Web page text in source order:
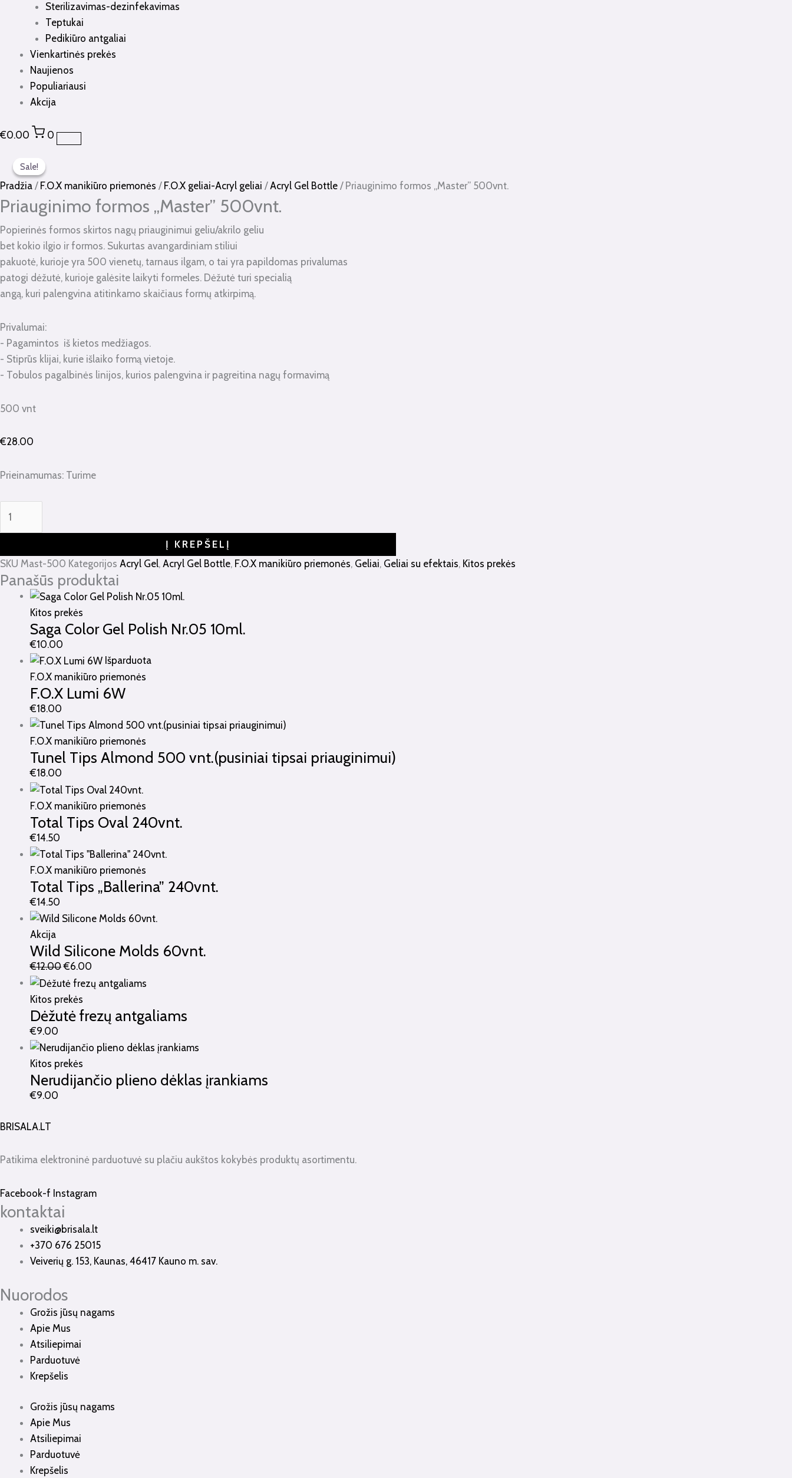
Sterilizavimas-dezinfekavimas
Teptukai
Pedikiūro antgaliai
Vienkartinės prekės
Naujienos
Populiariausi
Akcija
€0.00 0
Pradžia / F.O.X manikiūro priemonės / F.O.X geliai-Acryl geliai /Acryl Gel Bottle / Priauginimo formos „Master” 500vnt.
Priauginimo formos „Master” 500vnt.
Popierinės formos skirtos nagų priauginimui geliu/akrilo geliu
bet kokio ilgio ir formos. Sukurtas avangardiniam stiliui
pakuotė, kurioje yra 500 vienetų, tarnaus ilgam, o tai yra papildomas privalumas
patogi dėžutė, kurioje galėsite laikyti formeles. Dėžutė turi specialią
angą, kuri palengvina atitinkamo skaičiaus formų atkirpimą.
Privalumai:
- Pagamintos iš kietos medžiagos.
- Stiprūs klijai, kurie išlaiko formą vietoje.
- Tobulos pagalbinės linijos, kurios palengvina ir pagreitina nagų formavimą
500 vnt
€28.00
Prieinamumas: Turime
kiekis:
Priauginimo
formos
"Master"
500vnt.
Į KREPŠELĮ
SKU Mast-500 Kategorijos Acryl Gel, Acryl Gel Bottle, F.O.X manikiūro priemonės, Geliai, Geliai su efektais, Kitos prekės
Panašūs produktai
Kitos prekės
Saga Color Gel Polish Nr.05 10ml.
€10.00
Išparduota
F.O.X manikiūro priemonės
F.O.X Lumi 6W
€18.00
F.O.X manikiūro priemonės
Tunel Tips Almond 500 vnt.(pusiniai tipsai priauginimui)
€18.00
F.O.X manikiūro priemonės
Total Tips Oval 240vnt.
€14.50
F.O.X manikiūro priemonės
Total Tips „Ballerina” 240vnt.
€14.50
Sale!
Sale!
Akcija
Wild Silicone Molds 60vnt.
€12.00
was:
€12.00.
€6.00
is:
€6.00.
Kitos prekės
Dėžutė frezų antgaliams
€9.00
Kitos prekės
Nerudijančio plieno dėklas įrankiams
€9.00
BRISALA.LT
Patikima elektroninė parduotuvė su plačiu aukštos kokybės produktų asortimentu.
Facebook-f Instagram
kontaktai
sveiki@brisala.lt
+370 676 25015
Veiverių g. 153, Kaunas, 46417 Kauno m. sav.
Nuorodos
Grožis jūsų nagams
Apie Mus
Atsiliepimai
Parduotuvė
Krepšelis
Grožis jūsų nagams
Apie Mus
Atsiliepimai
Parduotuvė
Krepšelis